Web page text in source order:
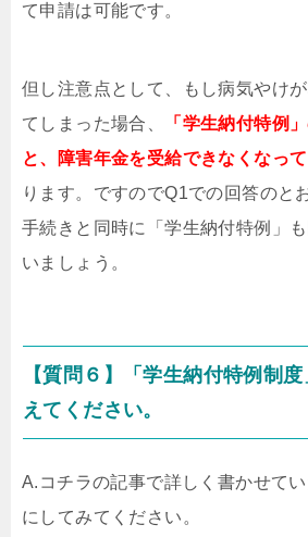
て申請は可能です。
但し注意点として、もし病気やけ
てしまった場合、
「学生納付特例
と、障害年金を受給できなくなっ
ります。ですのでQ1での回答のと
手続きと同時に「学生納付特例」
いましょう。
【質問６】「学生納付特例制
えてください。
A.コチラの記事で詳しく書かせて
にしてみてください。